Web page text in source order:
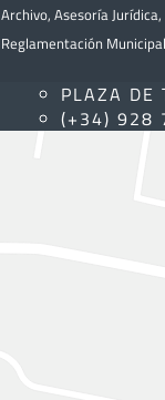
Archivo, Asesoría Jurídica,
Reglamentación Municipal
PLAZA DE
(+34) 928